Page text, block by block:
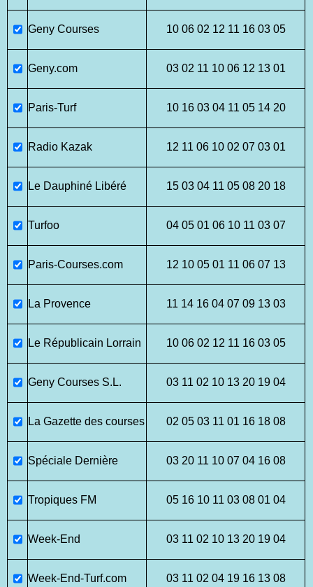
Geny Courses 10 06 02 12 11 16 03 05
Geny.com 03 02 11 10 06 12 13 01
Paris-Turf 10 16 03 04 11 05 14 20
Radio Kazak 12 11 06 10 02 07 03 01
Le Dauphiné Libéré 15 03 04 11 05 08 20 18
Turfoo 04 05 01 06 10 11 03 07
Paris-Courses.com 12 10 05 01 11 06 07 13
La Provence 11 14 16 04 07 09 13 03
Le Républicain Lorrain 10 06 02 12 11 16 03 05
Geny Courses S.L. 03 11 02 10 13 20 19 04
La Gazette des courses 02 05 03 11 01 16 18 08
Spéciale Dernière 03 20 11 10 07 04 16 08
Tropiques FM 05 16 10 11 03 08 01 04
Week-End 03 11 02 10 13 20 19 04
Week-End-Turf.com 03 11 02 04 19 16 13 08